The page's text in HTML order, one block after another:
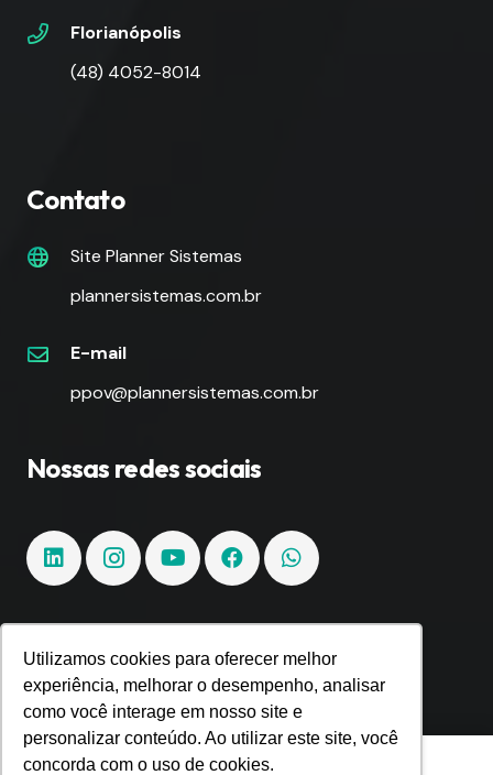
Utilizamos cookies para oferecer melhor
experiência, melhorar o desempenho, analisar
como você interage em nosso site e
personalizar conteúdo. Ao utilizar este site, você
concorda com o uso de cookies.
Florianópolis
(48) 4052-8014
Contato
Site Planner Sistemas
plannersistemas.com.br
E-mail
ppov@plannersistemas.com.br
Nossas redes sociais
Fique por dentro!
Inscreva-se e fique por dentro de todas as
tendências e inovações.
Utilizamos cookies para oferecer melhor